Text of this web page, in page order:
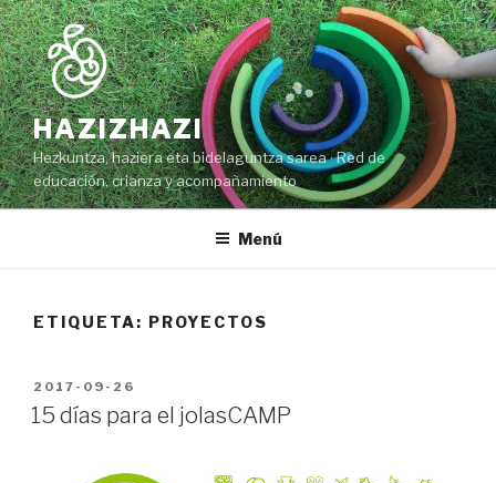
Ir
al
contenido
HAZIZHAZI
Hezkuntza, haziera eta bidelaguntza sarea · Red de
educación, crianza y acompañamiento
Menú
ETIQUETA: PROYECTOS
PUBLICADO
EN
2017-09-26
15 días para el jolasCAMP